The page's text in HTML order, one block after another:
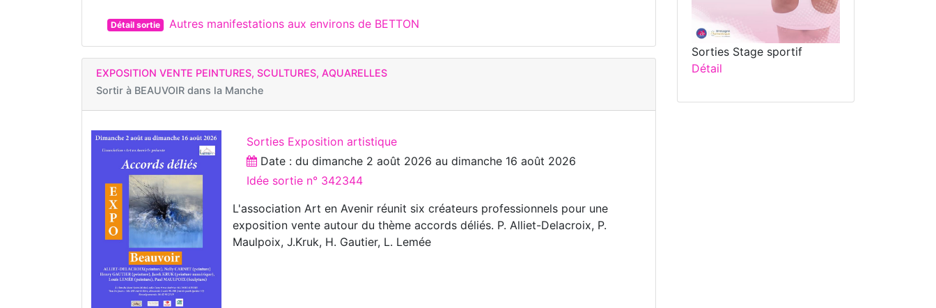
Détail sortie Autres manifestations aux environs de BETTON
EXPOSITION VENTE PEINTURES, SCULTURES, AQUARELLES
Sortir à BEAUVOIR dans la Manche
Sorties Exposition artistique
Date : dudimanche 2 août 2026 audimanche 16 août 2026
Idée sortie n° 342344
L'association Art en Avenir réunit six créateurs professionnels pour une
exposition vente autour du thème accords déliés. P. Alliet-Delacroix, P.
Maulpoix, J.Kruk, H. Gautier, L. Lemée
Sorties Stage sportif
Détail